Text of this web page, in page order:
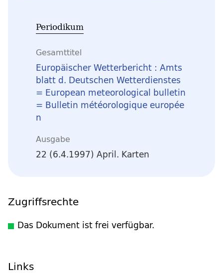
Periodikum
Gesamttitel
Europäischer Wetterbericht : Amts
blatt d. Deutschen Wetterdienstes
= European meteorological bulletin
= Bulletin météorologique europée
n
Ausgabe
22 (6.4.1997) April. Karten
Zugriffsrechte
Das Dokument ist frei verfügbar.
Links